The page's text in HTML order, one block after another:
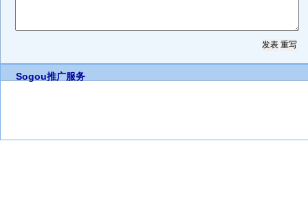
Sogou推广服务